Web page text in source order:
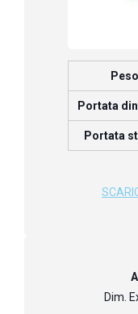
Peso
Portata
Portata
Dim.